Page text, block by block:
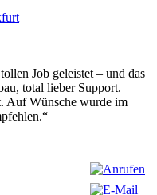
Job geleistet – und das
total lieber Support.
Auf Wünsche wurde im